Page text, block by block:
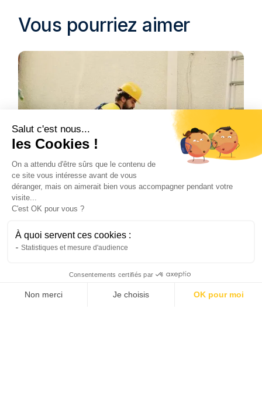
Vous pourriez aimer
Coût moyen d’une pompe à chaleur : guide
par région
pompe à chaleur par région. Vous trouverez
des informations sur les coûts d'installation, les
aides locales et les variations de tarifs,
Hugo
Salut c'est nous...
les Cookies !
On a attendu d'être sûrs que le contenu de
ce site vous intéresse avant de vous
déranger, mais on aimerait bien vous accompagner pendant votre
visite...
C'est OK pour vous ?
À quoi servent ces cookies :
Statistiques et mesure d'audience
Consentements certifiés par
Non merci Je choisis OK pour moi